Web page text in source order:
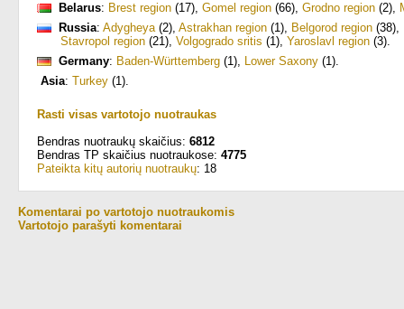
Belarus: Brest region (17), Gomel region (66), Grodno region (2),
Russia: Adygheya(2), Astrakhan region (1), Belgorod region (38),
Stavropol region (21), Volgogrado sritis (1), Yaroslavl region (3).
Germany: Baden-Württemberg (1), Lower Saxony (1).
Asia: Turkey (1).
Rasti visas vartotojo nuotraukas
Bendras nuotraukų skaičius: 6812
Bendras TP skaičius nuotraukose: 4775
Pateikta kitų autorių nuotraukų: 18
Komentarai po vartotojo nuotraukomis
Vartotojo parašyti komentarai